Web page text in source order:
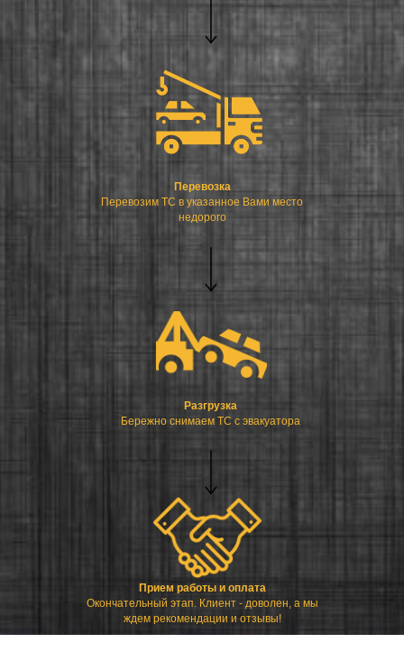
Перевозка
Перевозим ТС в указанное Вами место
недорого
Разгрузка
Бережно снимаем ТС с эвакуатора
Прием работы и оплата
Окончательный этап. Клиент - доволен, а мы
ждем рекомендации и отзывы!